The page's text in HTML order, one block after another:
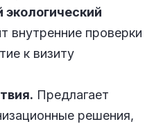
внутренние проверки
к визиту
Предлагает
решения,